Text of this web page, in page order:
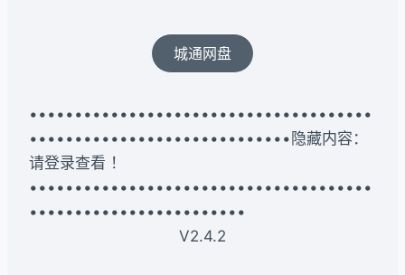
城通网盘
••••••••••••••••••••••••••••••••••••••
•••••••••••••••••••••••••••••隐藏内容：
请登录查看 ！
••••••••••••••••••••••••••••••••••••••
••••••••••••••••••••••••
V2.4.2